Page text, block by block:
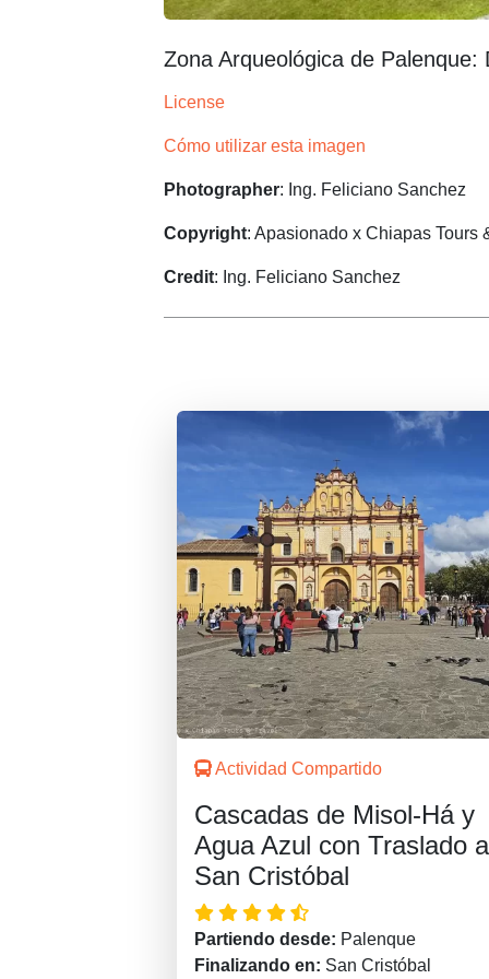
Zona Arqueológica de
License
Cómo utilizar esta imagen
Photographer: Ing. Feliciano Sanchez
Copyright: Apasionado x Chiapas Tours
Credit: Ing. Feliciano Sanchez
Actividad Compartido
Cascadas de Misol-Há y
Agua Azul con Traslado a
San Cristóbal
Partiendo desde: Palenque
Finalizando en: San Cristóbal